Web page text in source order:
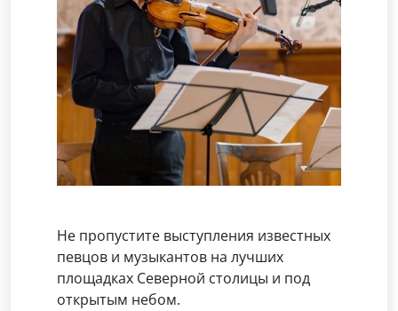
Не пропустите выступления известных
певцов и музыкантов на лучших
площадках Северной столицы и под
открытым небом.